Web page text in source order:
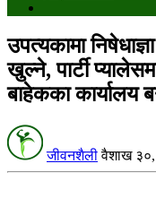
उपत्यकामा
खुल्ने, पार्टी
बाहेकका कार्यालय
जीवनशैली वैशाख